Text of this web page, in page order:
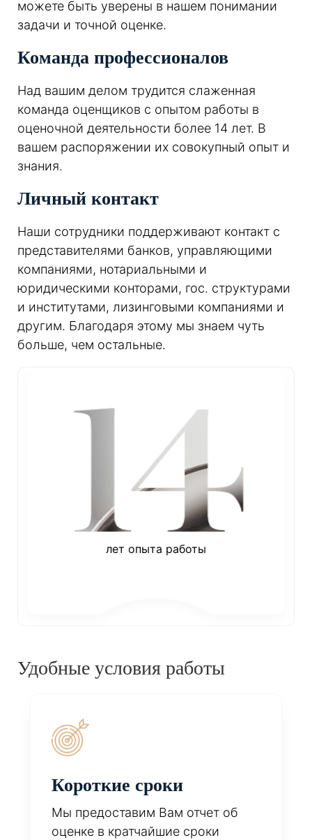
можете быть уверены в нашем понимании
задачи и точной оценке.
Команда профессионалов
Над вашим делом трудится слаженная
команда оценщиков с опытом работы в
оценочной деятельности более 14 лет. В
вашем распоряжении их совокупный опыт и
знания.
Личный контакт
Наши сотрудники поддерживают контакт с
представителями банков, управляющими
компаниями, нотариальными и
юридическими конторами, гос. структурами
и институтами, лизинговыми компаниями и
другим. Благодаря этому мы знаем чуть
больше, чем остальные.
лет опыта работы
Удобные условия работы
Короткие сроки
Мы предоставим Вам отчет об
оценке в кратчайшие сроки